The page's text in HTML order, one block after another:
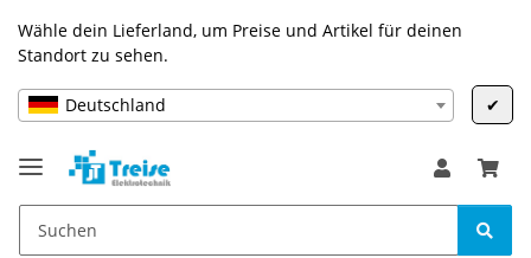
Wähle dein Lieferland, um Preise und Artikel für deinen
Standort zu sehen.
Deutschland ✔